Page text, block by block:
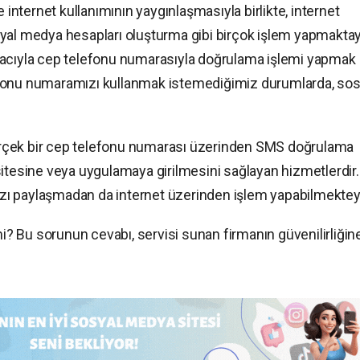
kullanımının yaygınlaşmasıyla birlikte, internet
medya hesapları oluşturma gibi birçok işlem
cep telefonu numarasıyla doğrulama işlemi yapmak
numaramızı kullanmak istemediğimiz durumlarda,
bir cep telefonu numarası üzerinden SMS doğrulama
veya uygulamaya girilmesini sağlayan hizmetlerdir.
paylaşmadan da internet üzerinden işlem
Bu sorunun cevabı, servisi sunan firmanın